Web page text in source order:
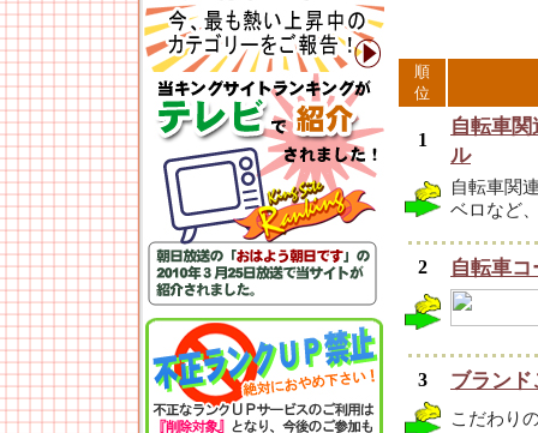
順
位
1
自転車
ル
自転車関
ベロなど
2 自転車
3 ブラン
こだわり